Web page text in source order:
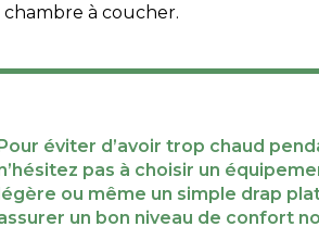
à coucher.
éviter d’avoir trop chaud
pas à choisir un
ou même un simple drap
un bon niveau de confort